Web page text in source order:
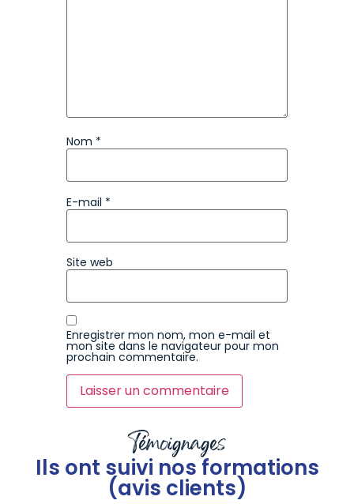
Nom *
E-mail *
Site web
Enregistrer mon nom, mon e-mail et
mon site dans le navigateur pour mon
prochain commentaire.
Témoignages
Ils ont suivi nos formations
(avis clients)